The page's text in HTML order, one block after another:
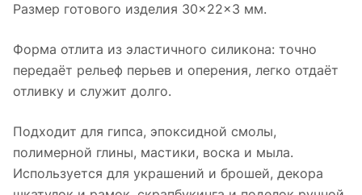
Размер готового изделия 30×22×3 мм.
Форма отлита из эластичного силикона: точно
передаёт рельеф перьев и оперения, легко отдаёт
отливку и служит долго.
Подходит для гипса, эпоксидной смолы,
полимерной глины, мастики, воска и мыла.
Используется для украшений и брошей, декора